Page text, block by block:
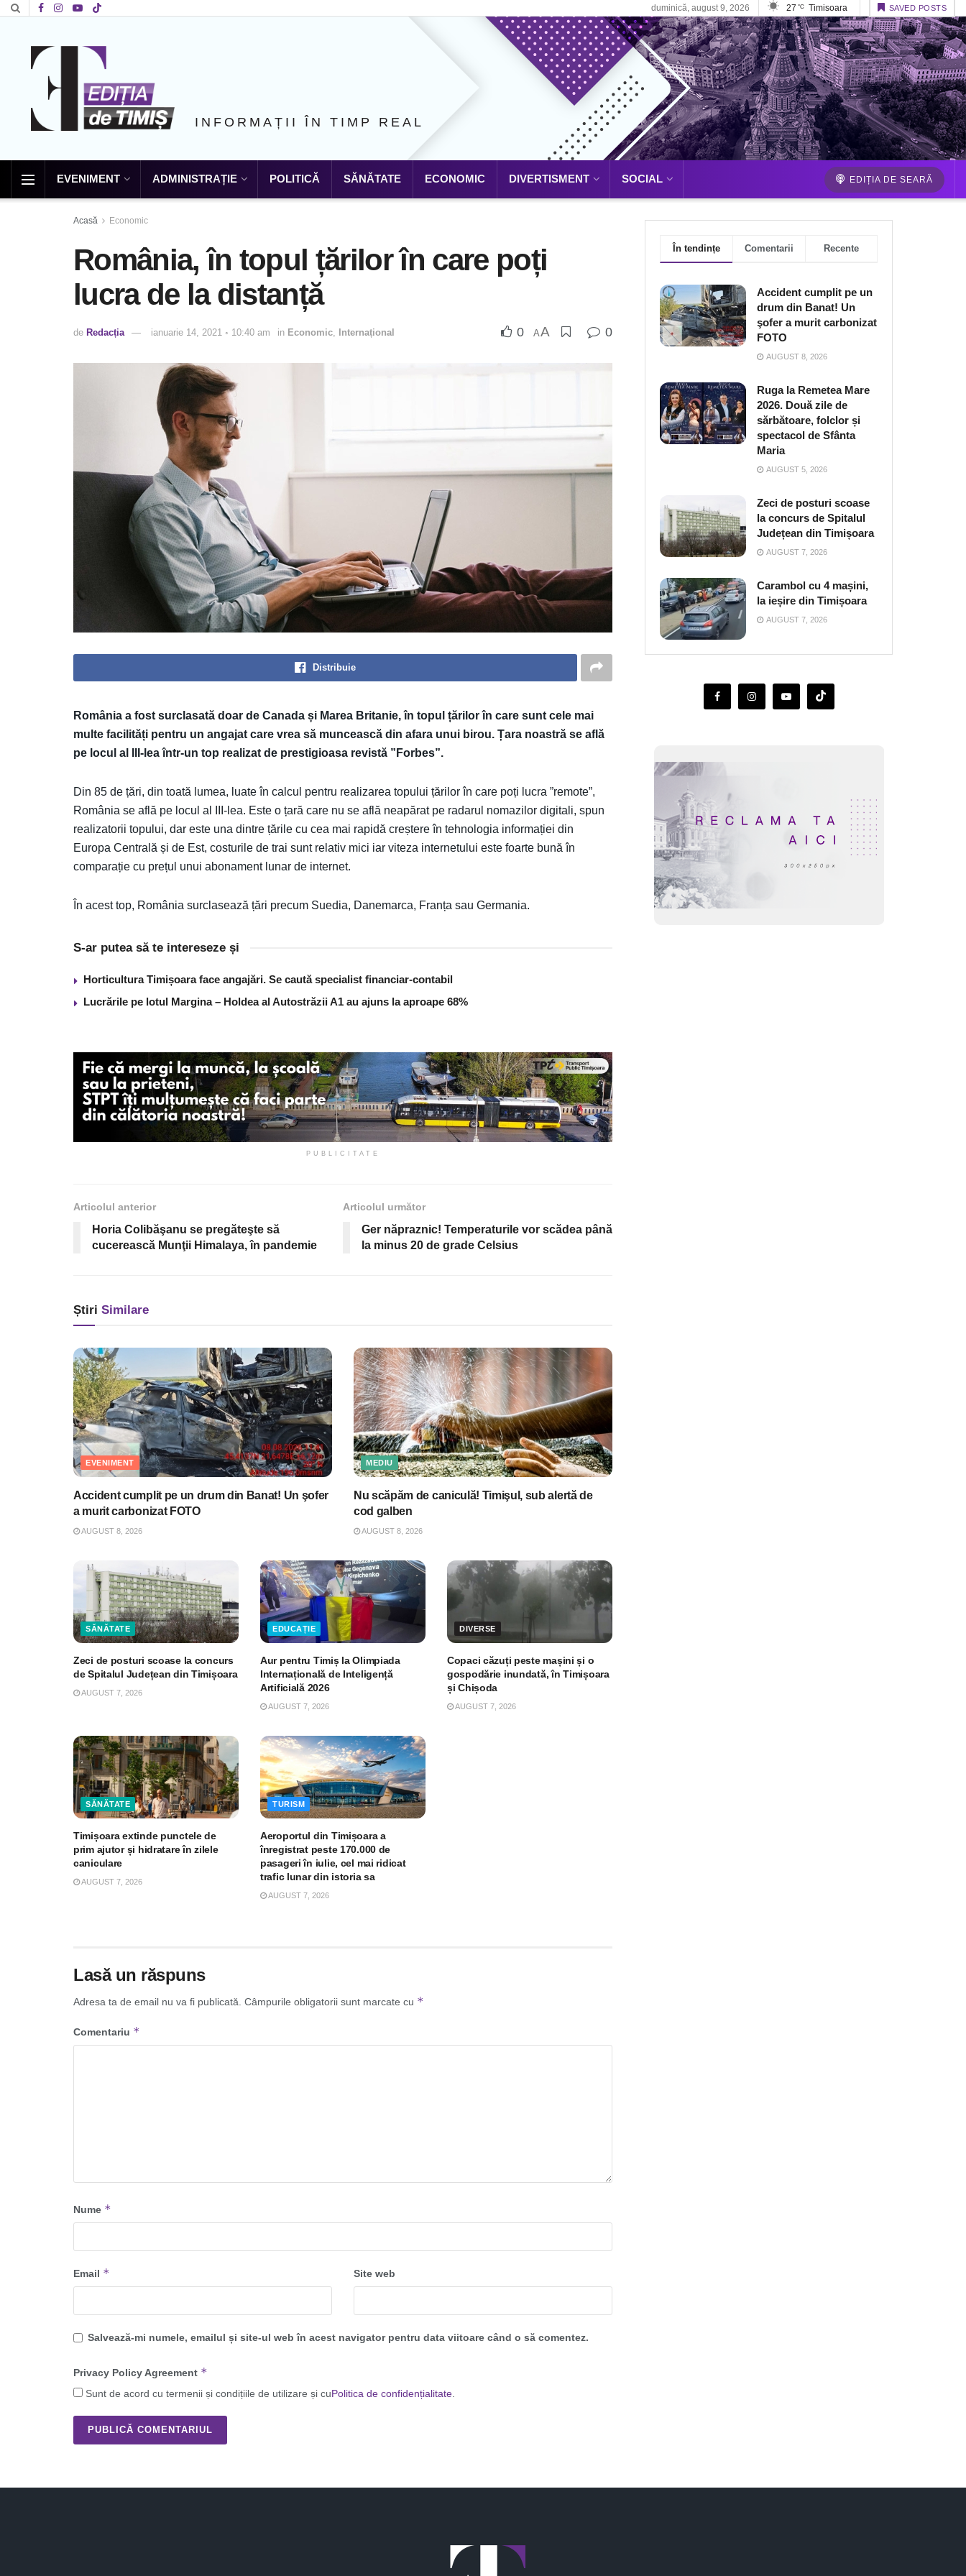
duminică, august 9, 2026 27 °C Timisoara SAVED POSTS
INFORMAȚII ÎN TIMP REAL
EVENIMENT ADMINISTRAȚIE POLITICĂ SĂNĂTATE ECONOMIC DIVERTISMENT SOCIAL EDIȚIA DE SEARĂ
Acasă Economic
România, în topul țărilor în care poți
lucra de la distanță
de Redacția ianuarie 14, 2021 ◦ 10:40 am in Economic Internațional 0 AA 0
Distribuie
România a fost surclasată doar de Canada și Marea Britanie, în topul țărilor în care sunt cele mai
multe facilități pentru un angajat care vrea să muncească din afara unui birou. Țara noastră se află
pe locul al III-lea într-un top realizat de prestigioasa revistă ”Forbes”.
Din 85 de țări, din toată lumea, luate în calcul pentru realizarea topului țărilor în care poți lucra ”remote”,
România se află pe locul al III-lea. Este o țară care nu se află neapărat pe radarul nomazilor digitali, spun
realizatorii topului, dar este una dintre țările cu cea mai rapidă creștere în tehnologia informației din
Europa Centrală și de Est, costurile de trai sunt relativ mici iar viteza internetului este foarte bună în
comparație cu prețul unui abonament lunar de internet.
În acest top, România surclasează țări precum Suedia, Danemarca, Franța sau Germania.
S-ar putea să te intereseze și
Horticultura Timișoara face angajări. Se caută specialist financiar-contabil
Lucrările pe lotul Margina – Holdea al Autostrăzii A1 au ajuns la aproape 68%
PUBLICITATE
Articolul anterior
Horia Colibăşanu se pregăteşte să
cucerească Munţii Himalaya, în pandemie
Articolul următor
Ger năpraznic! Temperaturile vor scădea până
la minus 20 de grade Celsius
Știri Similare
EVENIMENT
Accident cumplit pe un drum din Banat! Un şofer
a murit carbonizat FOTO
AUGUST 8, 2026
MEDIU
Nu scăpăm de caniculă! Timişul, sub alertă de
cod galben
AUGUST 8, 2026
SĂNĂTATE
Zeci de posturi scoase la concurs
de Spitalul Județean din Timișoara
AUGUST 7, 2026
EDUCAȚIE
Aur pentru Timiș la Olimpiada
Internațională de Inteligență
Artificială 2026
AUGUST 7, 2026
DIVERSE
Copaci căzuți peste mașini și o
gospodărie inundată, în Timișoara
și Chișoda
AUGUST 7, 2026
SĂNĂTATE
Timișoara extinde punctele de
prim ajutor și hidratare în zilele
caniculare
AUGUST 7, 2026
TURISM
Aeroportul din Timișoara a
înregistrat peste 170.000 de
pasageri în iulie, cel mai ridicat
trafic lunar din istoria sa
AUGUST 7, 2026
Lasă un răspuns
Adresa ta de email nu va fi publicată. Câmpurile obligatorii sunt marcate cu *
Comentariu *
Nume *
Email * Site web
Salvează-mi numele, emailul și site-ul web în acest navigator pentru data viitoare când o să comentez.
Privacy Policy Agreement *
Sunt de acord cu termenii și condițiile de utilizare și cuPolitica de confidențialitate
În tendințe Comentarii Recente
Accident cumplit pe un
drum din Banat! Un
şofer a murit carbonizat
FOTO
AUGUST 8, 2026
Ruga la Remetea Mare
2026. Două zile de
sărbătoare, folclor și
spectacol de Sfânta
Maria
AUGUST 5, 2026
Zeci de posturi scoase
la concurs de Spitalul
Județean din Timișoara
AUGUST 7, 2026
Carambol cu 4 mașini,
la ieșire din Timișoara
AUGUST 7, 2026